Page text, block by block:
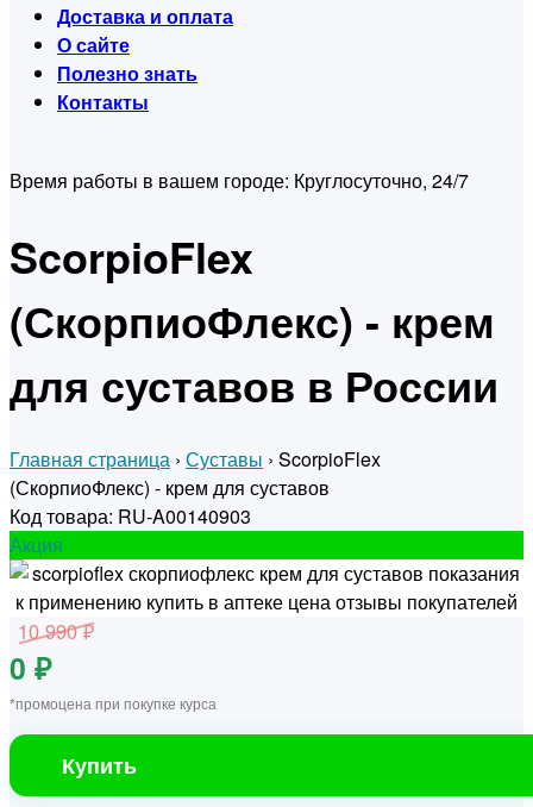
Доставка и оплата
О сайте
Полезно знать
Контакты
Время работы в вашем городе: Круглосуточно, 24/7
ScorpioFlex
(СкорпиоФлекс) - крем
для суставов в России
Главная страница › Суставы › ScorpioFlex
(СкорпиоФлекс) - крем для суставов
Код товара: RU-A00140903
Акция
10 990 ₽
0 ₽
*промоцена при покупке курса
Купить